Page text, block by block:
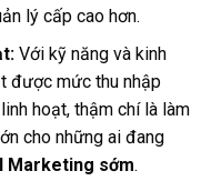
lý cấp cao hơn.
Với kỹ năng và kinh
được mức thu nhập
hoạt, thậm chí là làm
cho những ai đang
Marketing sớm.